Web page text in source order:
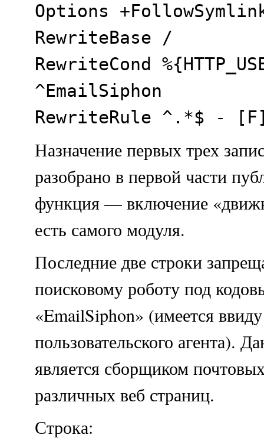
Options
RewriteBase /
RewriteCond
^EmailSiphon
RewriteRule ^.*$ -
Назначение первых трех
разобрано в первой части
функция — включение
есть самого модуля.
Последние две строки
поисковому роботу под
«EmailSiphon» (имеется
пользовательского агента).
является сборщиком
различных веб страниц.
Строка: